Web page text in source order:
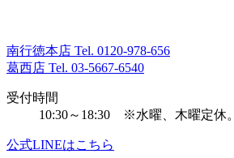
南行徳本店 Tel. 0120-978-656
葛西店 Tel. 03-5667-6540
受付時間
10:30～18:30 ※水曜、木曜定休。
公式LINEはこちら